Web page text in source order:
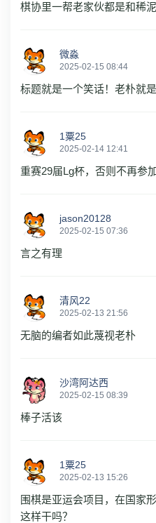
棋协里一帮老家伙都是和稀泥
微淼
2025-02-15 08:44
标题就是一个笑话！老朴就
1粟25
2025-02-14 12:41
重赛29届Lg杯，否则不再参
jason20128
2025-02-15 07:36
言之有理
清风22
2025-02-13 21:56
无脑的编者如此蔑视老朴
沙湾阿达西
2025-02-15 08:39
棒子活该
1粟25
2025-02-13 15:26
围棋是亚运会项目，在国家
这样干吗？